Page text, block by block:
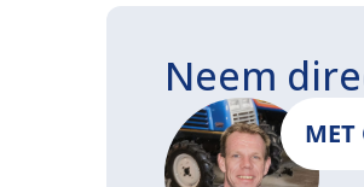
Neem
MET